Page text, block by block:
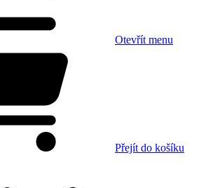
Otevřít menu
Přejít do košíku